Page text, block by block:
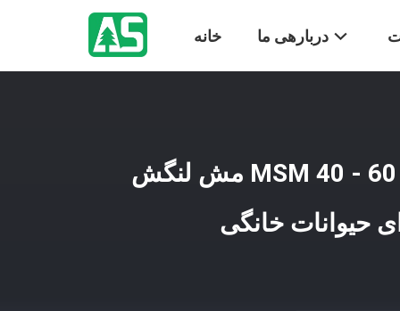
خانه دربارهی ما
کریستال سفید خالص MSM 40 - 60 مش لنگش
حیوانات خانگی